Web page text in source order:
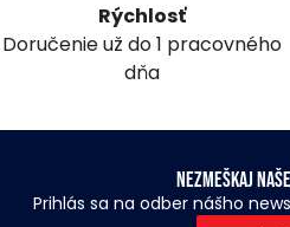
Rýchlosť
Doručenie už do 1 pracovného
dňa
Nezmeškaj
Prihlás sa na odber nášho